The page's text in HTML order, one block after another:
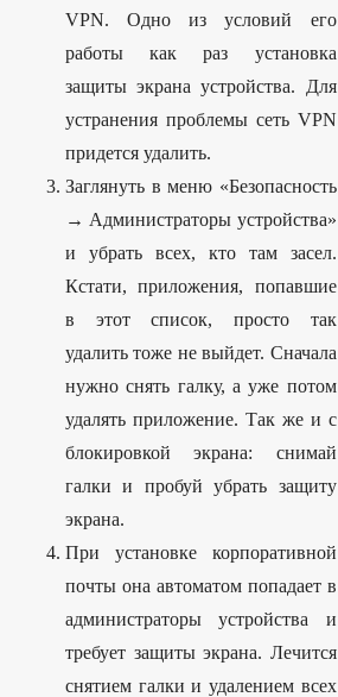
VPN. Одно из условий его
работы как раз установка
защиты экрана устройства. Для
устранения проблемы сеть VPN
придется удалить.
Заглянуть в меню «Безопасность
→ Администраторы устройства»
и убрать всех, кто там засел.
Кстати, приложения, попавшие
в этот список, просто так
удалить тоже не выйдет. Сначала
нужно снять галку, а уже потом
удалять приложение. Так же и с
блокировкой экрана: снимай
галки и пробуй убрать защиту
экрана.
При установке корпоративной
почты она автоматом попадает в
администраторы устройства и
требует защиты экрана. Лечится
снятием галки и удалением всех